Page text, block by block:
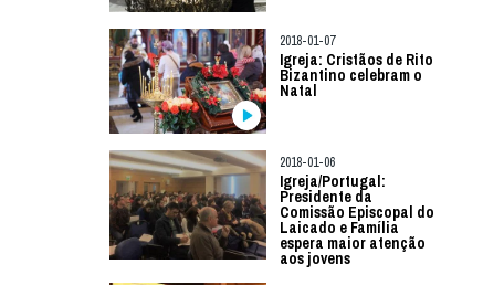
2018-01-07
Igreja: Cristãos de Rito
Bizantino celebram o
Natal
2018-01-06
Igreja/Portugal:
Presidente da
Comissão Episcopal do
Laicado e Família
espera maior atenção
aos jovens